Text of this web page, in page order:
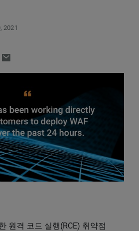
2021
원격 코드 실행(RCE) 취약점